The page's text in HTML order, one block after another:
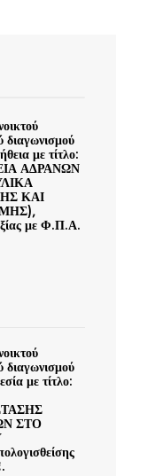
διαγωνισμού
με τίτλο:
ΑΔΡΑΝΩΝ
ΚΑΙ
με Φ.Π.Α.
διαγωνισμού
με τίτλο:
ΣΤΟ